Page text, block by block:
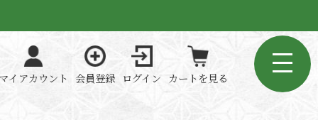
イアカウント 会員登録 ログイン カートを見る